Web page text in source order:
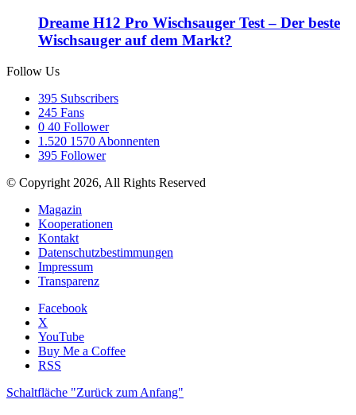
Dreame H12 Pro Wischsauger Test – Der beste
Wischsauger auf dem Markt?
Follow Us
395 Subscribers
245 Fans
0 40 Follower
1.520 1570 Abonnenten
395 Follower
© Copyright 2026, All Rights Reserved
Magazin
Kooperationen
Kontakt
Datenschutzbestimmungen
Impressum
Transparenz
Facebook
X
YouTube
Buy Me a Coffee
RSS
Schaltfläche "Zurück zum Anfang"